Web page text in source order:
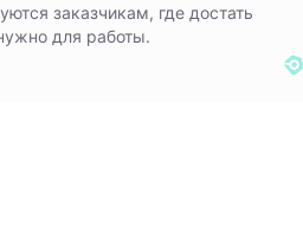
заказчикам, где достать
для работы.